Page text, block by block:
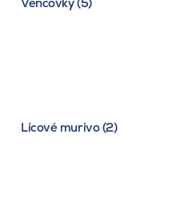
Lícové murivo (2)